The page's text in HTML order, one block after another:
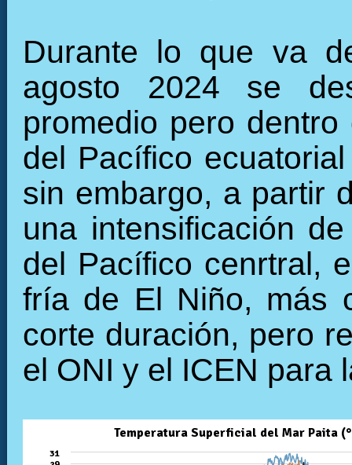
Durante lo que va
agosto 2024 se
promedio pero
del Pacífico
sin embargo, a partir
una intensificación
del Pacífico cenrtral,
fría de El Niño, más
corte duración, pero
el ONI y el ICEN para